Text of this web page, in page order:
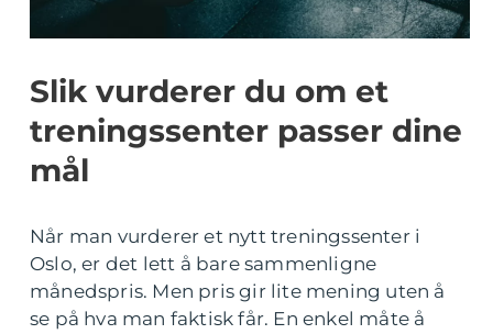
Slik vurderer du om et
treningssenter passer dine
mål
Når man vurderer et nytt treningssenter i
Oslo, er det lett å bare sammenligne
månedspris. Men pris gir lite mening uten å
se på hva man faktisk får. En enkel måte å